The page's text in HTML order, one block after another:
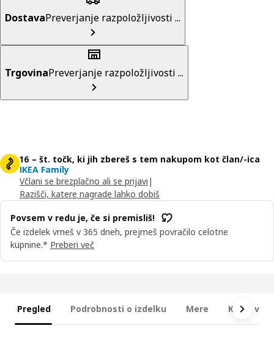
DostavaPreverjanje razpoložljivosti ...
TrgovinaPreverjanje razpoložljivosti ...
16 – št. točk, ki jih zbereš s tem nakupom kot član/-ica
IKEA Family
Včlani se brezplačno ali se prijavi |
Razišči, katere nagrade lahko dobiš
Povsem v redu je, če si premisliš!
Če izdelek vrneš v 365 dneh, prejmeš povračilo celotne
kupnine.* Preberi več
Pregled Podrobnosti o izdelku Mere Kaj je